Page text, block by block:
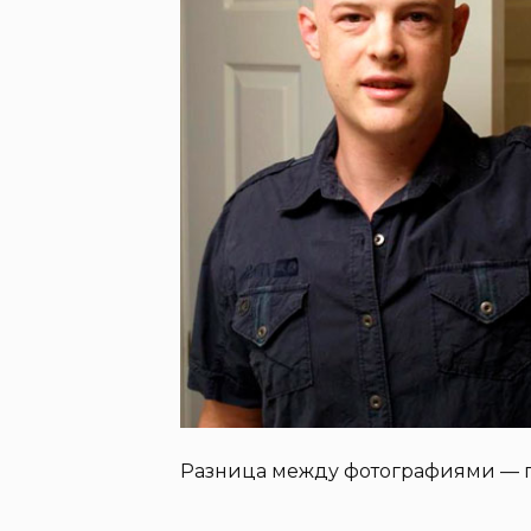
Разница между фотографиями —